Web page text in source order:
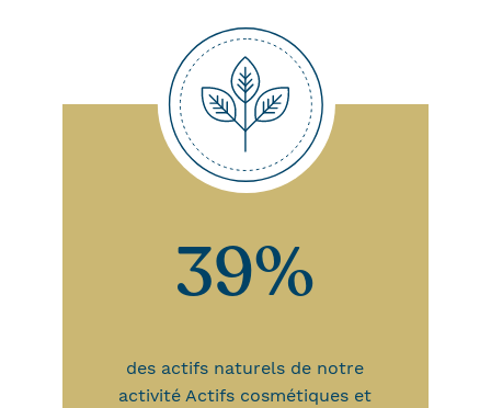
39%
des actifs naturels de notre
activité Actifs cosmétiques et